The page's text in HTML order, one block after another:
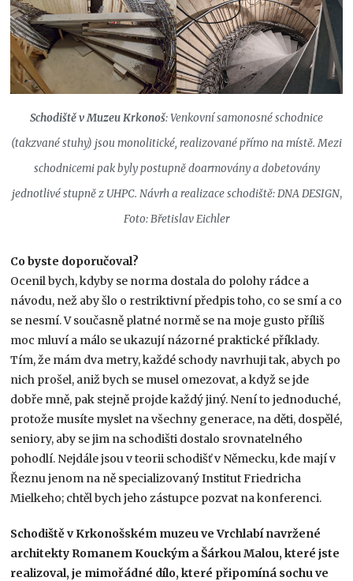
Schodiště v Muzeu Krkonoš: Venkovní samonosné schodnice
(takzvané stuhy) jsou monolitické, realizované přímo na místě. Mezi
schodnicemi pak byly postupně doarmovány a dobetovány
jednotlivé stupně z UHPC. Návrh a realizace schodiště: DNA DESIGN,
Foto: Břetislav Eichler
Co byste doporučoval?
Ocenil bych, kdyby se norma dostala do polohy rádce a
návodu, než aby šlo o restriktivní předpis toho, co se smí a co
se nesmí. V současně platné normě se na moje gusto příliš
moc mluví a málo se ukazují názorné praktické příklady.
Tím, že mám dva metry, každé schody navrhuji tak, abych po
nich prošel, aniž bych se musel omezovat, a když se jde
dobře mně, pak stejně projde každý jiný. Není to jednoduché,
protože musíte myslet na všechny generace, na děti, dospělé,
seniory, aby se jim na schodišti dostalo srovnatelného
pohodlí. Nejdále jsou v teorii schodišť v Německu, kde mají v
Řeznu jenom na ně specializovaný Institut Friedricha
Mielkeho; chtěl bych jeho zástupce pozvat na konferenci.
Schodiště v Krkonošském muzeu ve Vrchlabí navržené
architekty Romanem Kouckým a Šárkou Malou, které jste
realizoval, je mimořádné dílo, které připomíná sochu ve